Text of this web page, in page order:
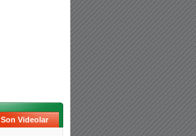
Son Videolar